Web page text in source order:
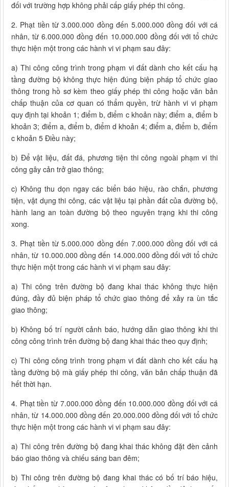
đối với trường hợp không phải cấp giấy phép thi công.
2. Phạt tiền từ 3.000.000 đồng đến 5.000.000 đồng đối với cá
nhân, từ 6.000.000 đồng đến 10.000.000 đồng đối với tổ chức
thực hiện một trong các hành vi vi phạm sau đây:
a) Thi công công trình trong phạm vi đất dành cho kết cấu hạ
tầng đường bộ không thực hiện đúng biện pháp tổ chức giao
thông trong hồ sơ kèm theo giấy phép thi công hoặc văn bản
chấp thuận của cơ quan có thẩm quyền, trừ hành vi vi phạm
quy định tại khoản 1; điểm b, điểm c khoản này; điểm a, điểm b
khoản 3; điểm a, điểm b, điểm d khoản 4; điểm a, điểm b, điểm
c khoản 5 Điều này;
b) Để vật liệu, đất đá, phương tiện thi công ngoài phạm vi thi
công gây cản trở giao thông;
c) Không thu dọn ngay các biển báo hiệu, rào chắn, phương
tiện, vật dụng thi công, các vật liệu tại phần đất của đường bộ,
hành lang an toàn đường bộ theo nguyên trạng khi thi công
xong.
3. Phạt tiền từ 5.000.000 đồng đến 7.000.000 đồng đối với cá
nhân, từ 10.000.000 đồng đến 14.000.000 đồng đối với tổ chức
thực hiện một trong các hành vi vi phạm sau đây:
a) Thi công trên đường bộ đang khai thác không thực hiện
đúng, đầy đủ biện pháp tổ chức giao thông để xảy ra ùn tắc
giao thông;
b) Không bố trí người cảnh báo, hướng dẫn giao thông khi thi
công công trình trên đường bộ đang khai thác theo quy định;
c) Thi công công trình trong phạm vi đất dành cho kết cấu hạ
tầng đường bộ mà giấy phép thi công, văn bản chấp thuận đã
hết thời hạn.
4. Phạt tiền từ 7.000.000 đồng đến 10.000.000 đồng đối với cá
nhân, từ 14.000.000 đồng đến 20.000.000 đồng đối với tổ chức
thực hiện một trong các hành vi vi phạm sau đây:
a) Thi công trên đường bộ đang khai thác không đặt đèn cảnh
báo giao thông và chiếu sáng ban đêm;
b) Thi công trên đường bộ đang khai thác có bố trí báo hiệu,